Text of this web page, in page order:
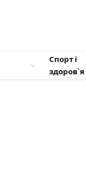
Спорт і
здоров`я